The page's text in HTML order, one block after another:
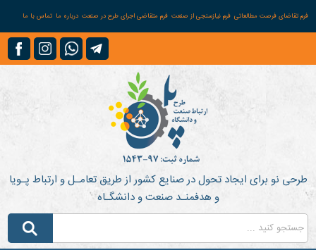
فرم تقاضای فرصت مطالعاتی فرم نیازسنجی از صنعت فرم متقاضی اجرای طرح در صنعت درباره ما تماس با ما
طرحی نو برای ایجاد تحول در صنایع کشور از طریق تعامـل و ارتباط پـویا
و هدفمنـد صنعت و دانشگـاه